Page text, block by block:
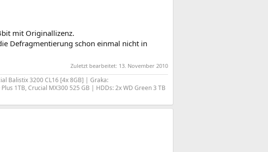
mit Originallizenz.
Defragmentierung schon einmal nicht in
Zuletzt bearbeitet: 13. November 2010
Balistix 3200 CL16 [4x 8GB] | Graka:
1TB, Crucial MX300 525 GB | HDDs: 2x WD Green 3 TB